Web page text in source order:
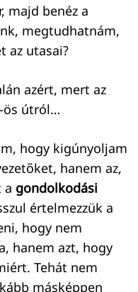
majd benéz a
megtudhatnám,
az utasai?
azért, mert az
ös útról…
hogy kigúnyoljam
hanem az,
a gondolkodási
értelmezzük a
hogy nem
hanem azt, hogy
Tehát nem
másképpen